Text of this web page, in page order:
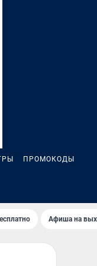
ПРОМОКОДЫ
Афиша на